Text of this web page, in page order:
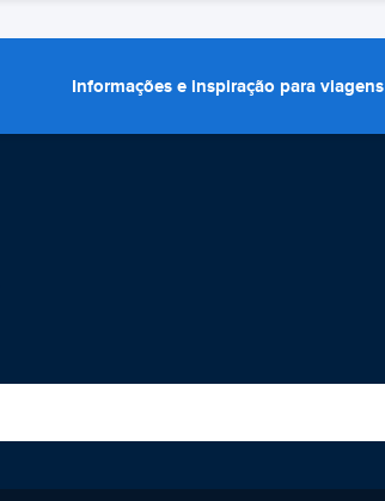
Informações e inspiração para viagens